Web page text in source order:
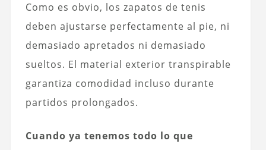
Como es obvio, los zapatos de tenis
deben ajustarse perfectamente al pie, ni
demasiado apretados ni demasiado
sueltos. El material exterior transpirable
garantiza comodidad incluso durante
partidos prolongados.
Cuando ya tenemos todo lo que